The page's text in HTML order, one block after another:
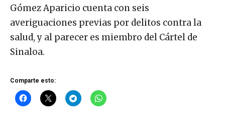
Gómez Aparicio cuenta con seis
averiguaciones previas por delitos contra la
salud, y al parecer es miembro del Cártel de
Sinaloa.
Comparte esto: